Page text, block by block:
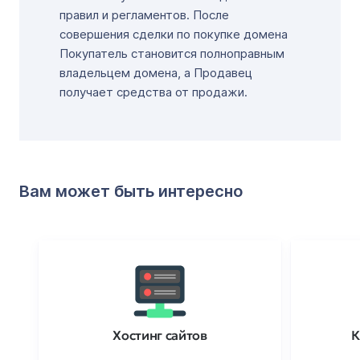
правил и регламентов. После
совершения сделки по покупке домена
Покупатель становится полноправным
владельцем домена, а Продавец
получает средства от продажи.
Вам может быть интересно
Хостинг сайтов